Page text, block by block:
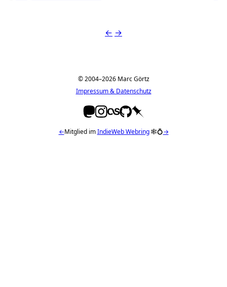
← →
© 2004–2026 Marc Görtz
Impressum & Datenschutz
←Mitglied imIndieWeb Webring🕸💍→